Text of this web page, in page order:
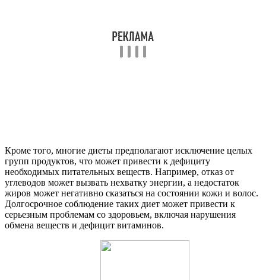
Кроме того, многие диеты предполагают исключение целых
групп продуктов, что может привести к дефициту
необходимых питательных веществ. Например, отказ от
углеводов может вызвать нехватку энергии, а недостаток
жиров может негативно сказаться на состоянии кожи и волос.
Долгосрочное соблюдение таких диет может привести к
серьезным проблемам со здоровьем, включая нарушения
обмена веществ и дефицит витаминов.